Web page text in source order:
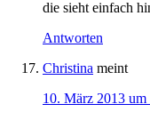
die sieht einfach
Antworten
Christina meint
10. März 2013 um